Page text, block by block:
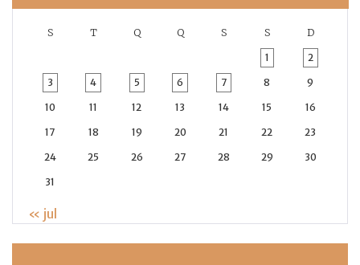
S T Q Q S S D
1 2
3 4 5 6 7 8 9
10 11 12 13 14 15 16
17 18 19 20 21 22 23
24 25 26 27 28 29 30
31
« jul